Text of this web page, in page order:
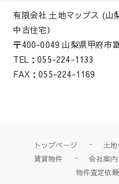
有限会社 土地マップス (山
中古住宅）
〒400-0049 山梨県甲府市
TEL：055-224-1133
FAX：055-224-1169
トップページ 土
賃貸物件
会社案内
物件査定依頼